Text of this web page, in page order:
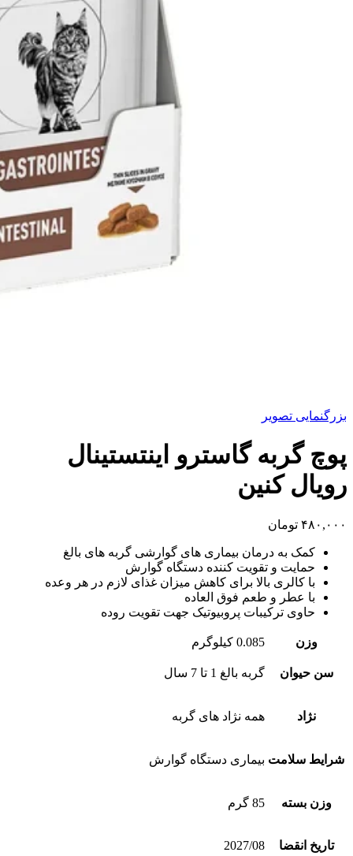
بزرگنمایی تصویر
پوچ گربه گاسترو اینتستینال
رویال کنین
۴۸۰,۰۰۰ تومان
کمک به درمان بیماری های گوارشی گربه های بالغ
حمایت و تقویت کننده دستگاه گوارش
با کالری بالا برای کاهش میزان غذای لازم در هر وعده
با عطر و طعم فوق العاده
حاوی ترکیبات پروبیوتیک جهت تقویت روده
وزن 0.085 کیلوگرم
سن حیوان گربه بالغ 1 تا 7 سال
نژاد همه نژاد های گربه
شرایط سلامت بیماری دستگاه گوارش
وزن بسته 85 گرم
تاریخ انقضا 2027/08